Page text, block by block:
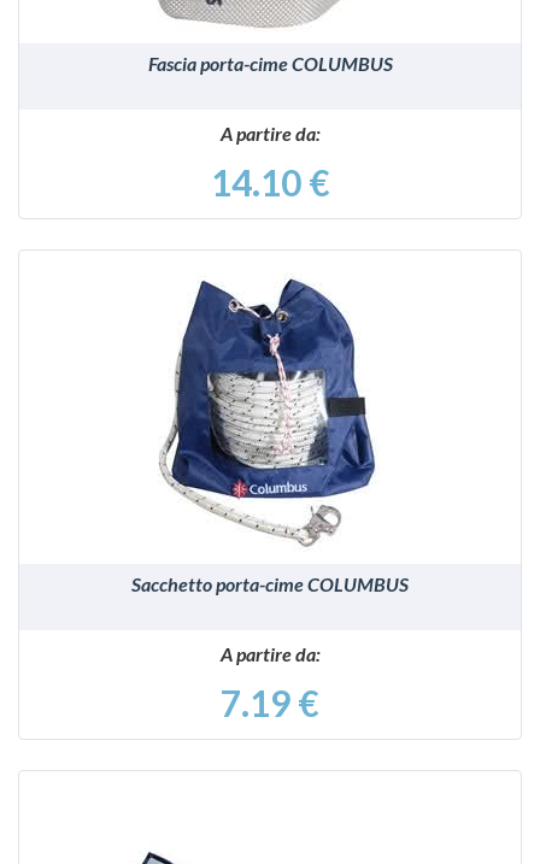
Fascia porta-cime COLUMBUS
A partire da:
14.10 €
VEDI
Sacchetto porta-cime COLUMBUS
A partire da:
7.19 €